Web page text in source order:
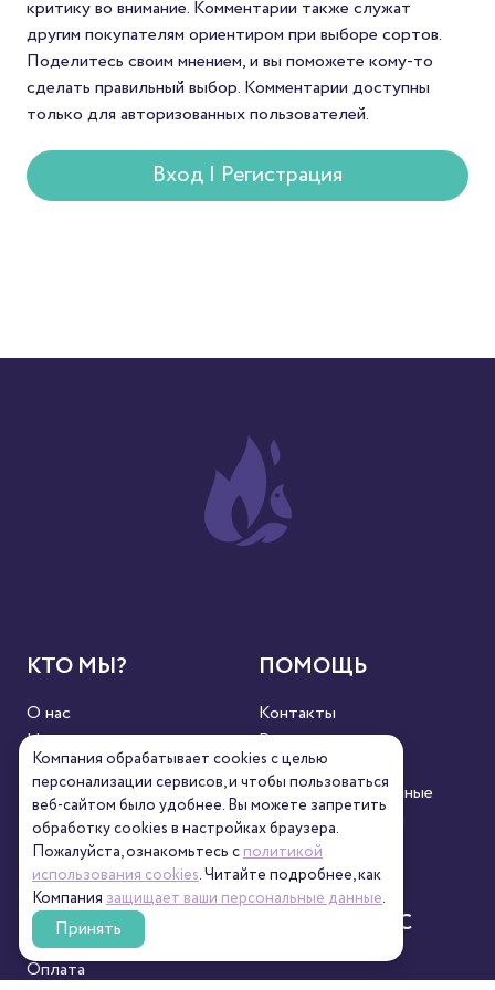
критику во внимание. Комментарии также служат
другим покупателям ориентиром при выборе сортов.
Поделитесь своим мнением, и вы поможете кому-то
сделать правильный выбор. Комментарии доступны
только для авторизованных пользователей.
Вход | Регистрация
КТО МЫ?
О нас
Новости
Сертификаты
Пресса
Кофейни
ПОМОЩЬ
Контакты
Реквизиты
Полезное
Персональные данные
Пользовательский
контент
СЕРВИС
Оплата
СВЯЖИТЕСЬ С
Компания обрабатывает cookies с целью
персонализации сервисов, и чтобы пользоваться
веб-сайтом было удобнее. Вы можете запретить
обработку сookies в настройках браузера.
Пожалуйста, ознакомьтесь сполитикой
использования cookies. Читайте подробнее, как
Компания защищает ваши персональные данные.
Принять